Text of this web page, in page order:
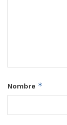
Nombre *